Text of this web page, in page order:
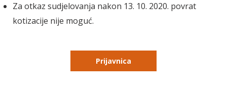
Za otkaz sudjelovanja nakon 13. 10. 2020. povrat
kotizacije nije moguć.
Prijavnica